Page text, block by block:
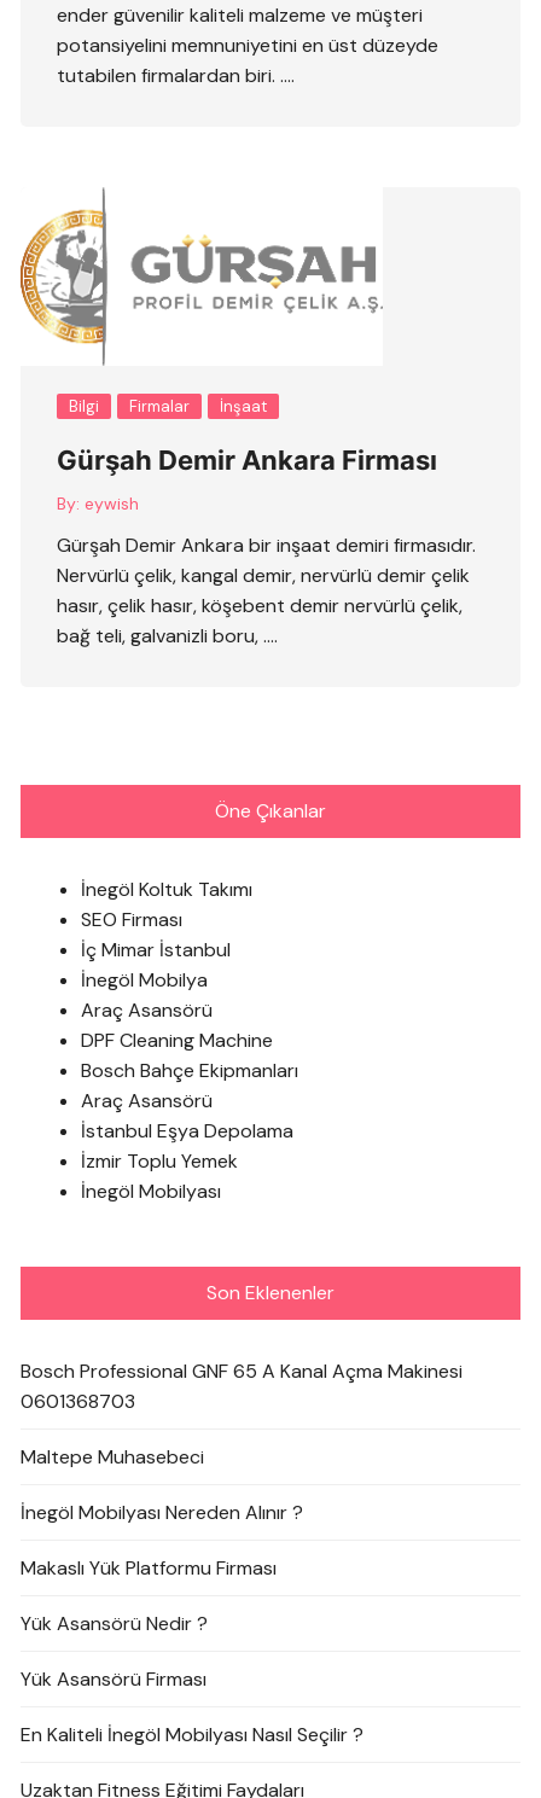
ender güvenilir kaliteli malzeme ve müşteri
potansiyelini memnuniyetini en üst düzeyde
tutabilen firmalardan biri. ….
Bilgi Firmalar İnşaat
Gürşah Demir Ankara Firması
By: eywish
Gürşah Demir Ankara bir inşaat demiri firmasıdır.
Nervürlü çelik, kangal demir, nervürlü demir çelik
hasır, çelik hasır, köşebent demir nervürlü çelik,
bağ teli, galvanizli boru, ….
Öne Çıkanlar
İnegöl Koltuk Takımı
SEO Firması
İç Mimar İstanbul
İnegöl Mobilya
Araç Asansörü
DPF Cleaning Machine
Bosch Bahçe Ekipmanları
Araç Asansörü
İstanbul Eşya Depolama
İzmir Toplu Yemek
İnegöl Mobilyası
Son Eklenenler
Bosch Professional GNF 65 A Kanal Açma Makinesi
0601368703
Maltepe Muhasebeci
İnegöl Mobilyası Nereden Alınır ?
Makaslı Yük Platformu Firması
Yük Asansörü Nedir ?
Yük Asansörü Firması
En Kaliteli İnegöl Mobilyası Nasıl Seçilir ?
Uzaktan Fitness Eğitimi Faydaları